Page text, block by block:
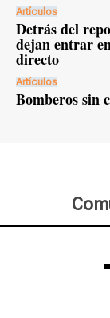
Artículos
Detrás del reportero, su casa calcinada: no les
dejan entrar
directo
Artículos
Bomberos